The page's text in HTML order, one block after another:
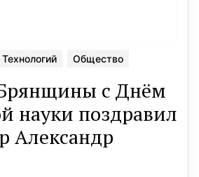
Общество
с Днём
науки поздравил
Александр